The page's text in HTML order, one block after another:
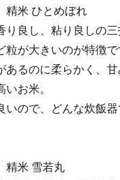
精米 ひとめぼれ
り良し、粘り良しの
粒が大きいのが特徴で
あるのに柔らかく、
いお米。
いので、どんな炊飯
精米 雪若丸